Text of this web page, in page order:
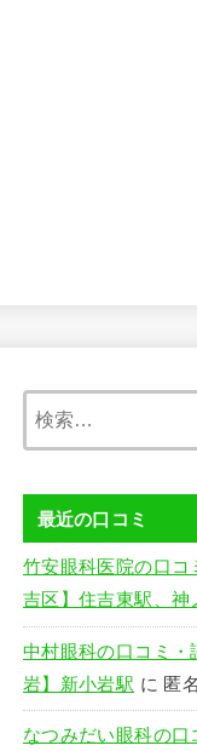
最近の口コミ
竹安眼科医院の口コ
吉区】住吉東駅、神
中村眼科の口コミ・
岩】新小岩駅 に 匿名
なつみだい眼科の